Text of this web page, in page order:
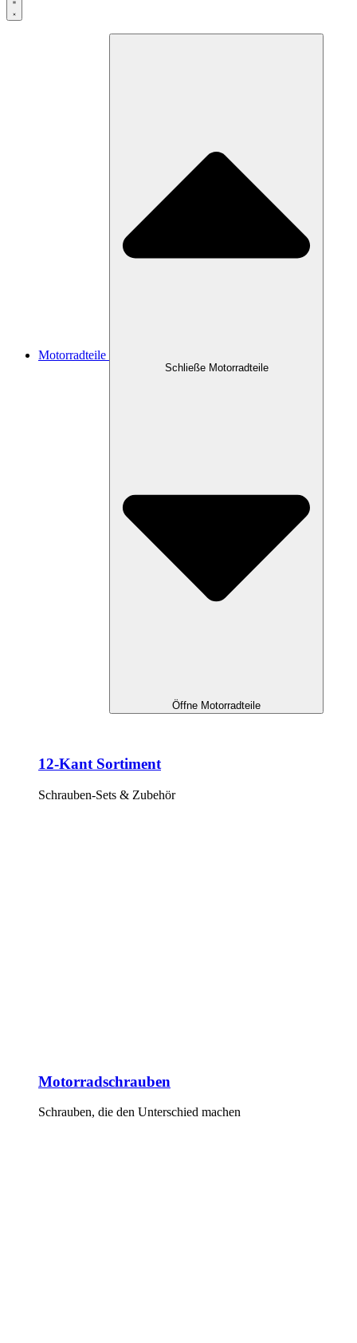
Motorradteile
Schließe Motorradteile
Öffne Motorradteile
12-Kant Sortiment
Schrauben-Sets & Zubehör
Motorradschrauben
Schrauben, die den Unterschied machen